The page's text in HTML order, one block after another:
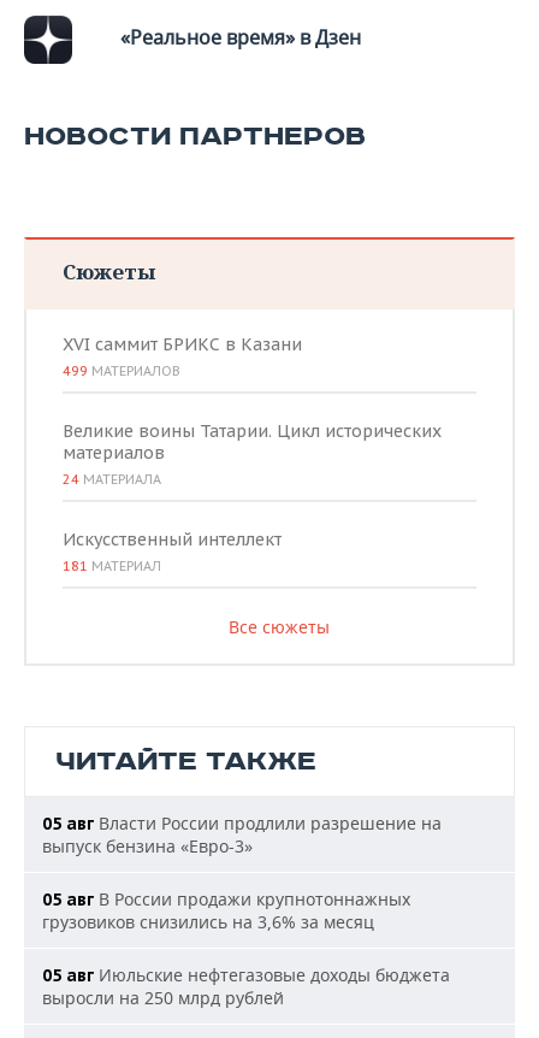
«Реальное время» в Дзен
НОВОСТИ ПАРТНЕРОВ
Сюжеты
XVI саммит БРИКС в Казани
499 МАТЕРИАЛОВ
Великие воины Татарии. Цикл исторических
материалов
24 МАТЕРИАЛА
Искусственный интеллект
181 МАТЕРИАЛ
Все сюжеты
ЧИТАЙТЕ ТАКЖЕ
05 авг Власти России продлили разрешение на
выпуск бензина «Евро-3»
05 авг В России продажи крупнотоннажных
грузовиков снизились на 3,6% за месяц
05 авг Июльские нефтегазовые доходы бюджета
выросли на 250 млрд рублей